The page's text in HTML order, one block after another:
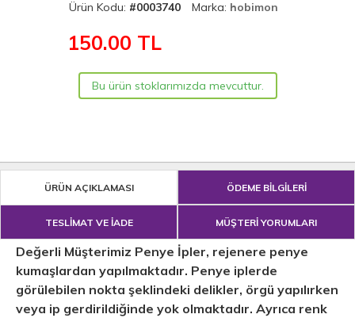
Ürün Kodu: #0003740 Marka: hobimon
150.00 TL
Bu ürün stoklarımızda mevcuttur.
ÜRÜN AÇIKLAMASI ÖDEME BİLGİLERİ
TESLİMAT VE İADE MÜŞTERİ YORUMLARI
Değerli Müşterimiz Penye İpler, rejenere penye
kumaşlardan yapılmaktadır. Penye iplerde
görülebilen nokta şeklindeki delikler, örgü yapılırken
veya ip gerdirildiğinde yok olmaktadır. Ayrıca renk